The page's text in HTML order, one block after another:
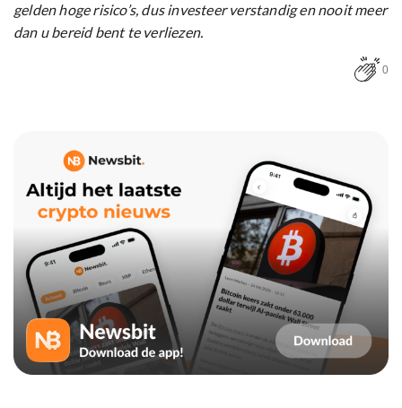
gelden hoge risico’s, dus investeer verstandig en nooit meer
dan u bereid bent te verliezen.
0